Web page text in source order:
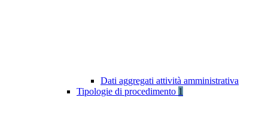
Dati aggregati attività amministrativa
Tipologie di procedimento 1